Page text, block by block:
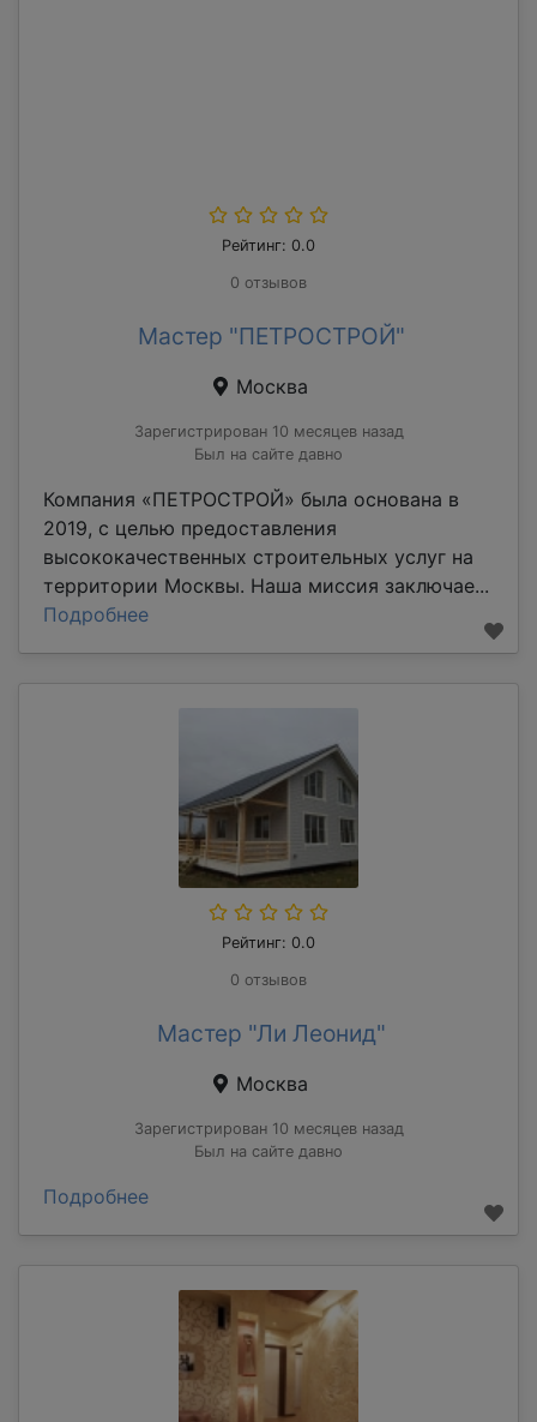
Рейтинг: 0.0
0 отзывов
Мастер "ПЕТРОСТРОЙ"
Москва
Зарегистрирован 10 месяцев назад
Был на сайте давно
Компания «ПЕТРОСТРОЙ» была основана в
2019, с целью предоставления
высококачественных строительных услуг на
территории Москвы. Наша миссия заключае...
Подробнее
Рейтинг: 0.0
0 отзывов
Мастер "Ли Леонид"
Москва
Зарегистрирован 10 месяцев назад
Был на сайте давно
Подробнее